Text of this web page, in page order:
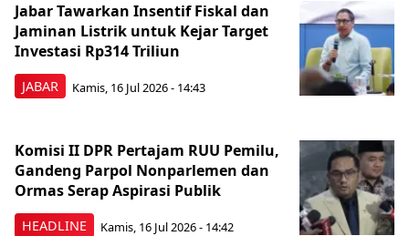
JABAR
Jabar Tawarkan Insentif Fiskal dan
Jaminan Listrik untuk Kejar Target
Investasi Rp314 Triliun
Kamis, 16 Jul 2026 - 14:43
HEADLINE
Komisi II DPR Pertajam RUU Pemilu,
Gandeng Parpol Nonparlemen dan
Ormas Serap Aspirasi Publik
Kamis, 16 Jul 2026 - 14:42